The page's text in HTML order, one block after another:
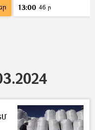
13:00 46 ր